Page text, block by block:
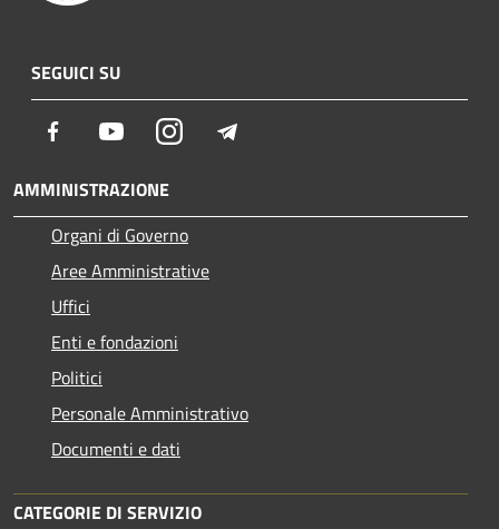
SEGUICI SU
Facebook YoutubeInstagram
AMMINISTRAZIONE
Organi di Governo
Aree Amministrative
Uffici
Enti e fondazioni
Politici
Personale Amministrativo
Documenti e dati
CATEGORIE DI SERVIZIO